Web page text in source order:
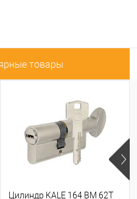
товары
Цилиндр KALE 164 BM 62T